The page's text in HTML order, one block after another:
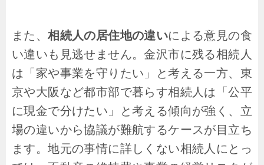
また、相続人の居住地の違いによる意見の食
い違いも見逃せません。金沢市に残る相続人
は「家や事業を守りたい」と考える一方、東
京や大阪など都市部で暮らす相続人は「公平
に現金で分けたい」と考える傾向が強く、立
場の違いから協議が難航するケースが目立ち
ます。地元の事情に詳しくない相続人にとっ